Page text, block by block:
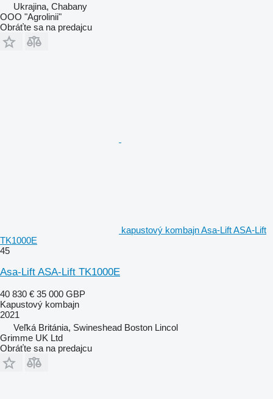
Ukrajina, Chabany
OOO "Agrolinii"
Obráťte sa na predajcu
kapustový kombajn Asa-Lift ASA-Lift
TK1000E
45
Asa-Lift ASA-Lift TK1000E
40 830 € 35 000 GBP
Kapustový kombajn
2021
Veľká Británia, Swineshead Boston Lincol
Grimme UK Ltd
Obráťte sa na predajcu